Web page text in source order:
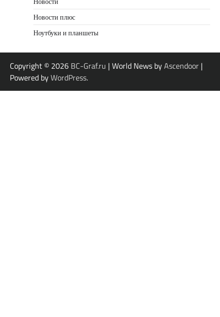
Новости плюс
Ноутбуки и планшеты
Copyright © 2026 BC-Graf.ru | World News byAscendoor |
Powered byWordPress.